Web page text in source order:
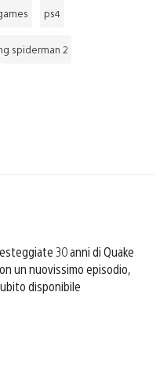
ps4
spiderman 2
30 anni di Quake
un nuovissimo episodio,
disponibile